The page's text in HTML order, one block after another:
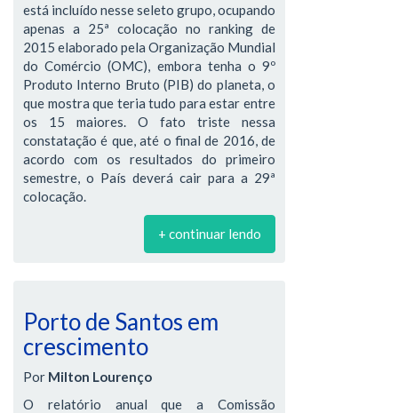
está incluído nesse seleto grupo, ocupando
apenas a 25ª colocação no ranking de
2015 elaborado pela Organização Mundial
do Comércio (OMC), embora tenha o 9º
Produto Interno Bruto (PIB) do planeta, o
que mostra que teria tudo para estar entre
os 15 maiores. O fato triste nessa
constatação é que, até o final de 2016, de
acordo com os resultados do primeiro
semestre, o País deverá cair para a 29ª
colocação.
+ continuar lendo
Porto de Santos em
crescimento
Por Milton Lourenço
O relatório anual que a Comissão